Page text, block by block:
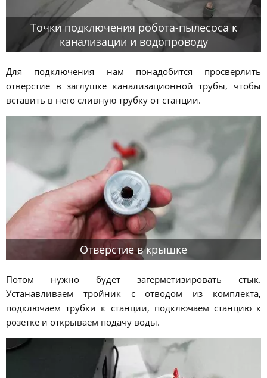
Точки подключения робота-пылесоса к
канализации и водопроводу
Для подключения нам понадобится просверлить
отверстие в заглушке канализационной трубы, чтобы
вставить в него сливную трубку от станции.
Отверстие в крышке
Потом нужно будет загерметизировать стык.
Устанавливаем тройник с отводом из комплекта,
подключаем трубки к станции, подключаем станцию к
розетке и открываем подачу воды.